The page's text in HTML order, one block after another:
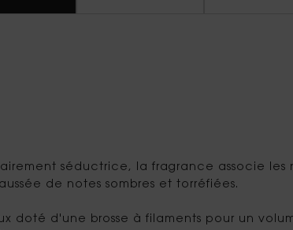
séductrice, la fragrance associe
de notes sombres et torréfiées.
doté d'une brosse à filaments pour un